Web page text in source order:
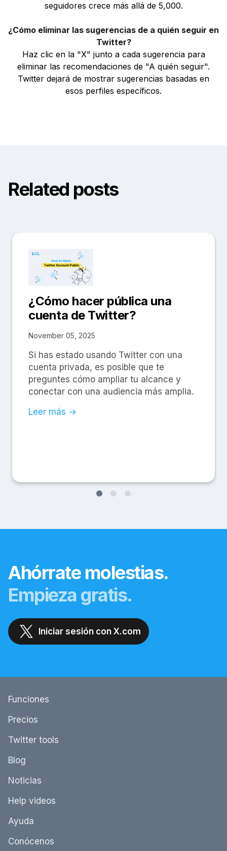
seguidores crece más allá de 5,000.
¿Cómo eliminar las sugerencias de a quién seguir en
Twitter?
Haz clic en la "X" junto a cada sugerencia para
eliminar las recomendaciones de "A quién seguir".
Twitter dejará de mostrar sugerencias basadas en
esos perfiles específicos.
Related posts
¿Cómo hacer pública una
cuenta de Twitter?
November 05, 2025
Si has estado usando Twitter con una
cuenta privada, es posible que te
preguntes cómo ampliar tu alcance y
conectar con una audiencia más amplia.
Leer más →
Ahórrate molestias.
Empieza gratis.
Iniciar sesión con X.com
Funciones
Precios
Twitter tools
Blog
Noticias
Help videos
Ayuda
Conócenos